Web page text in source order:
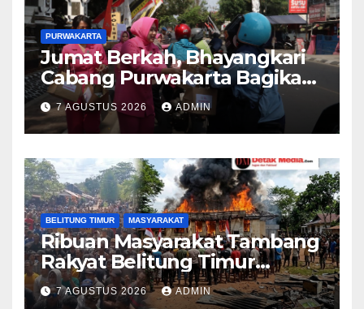
PURWAKARTA
Jumat Berkah, Bhayangkari
Cabang Purwakarta Bagikan
Paket Makan Siang kepada
Masyarakat
7 AGUSTUS 2026 ADMIN
BELITUNG TIMUR MASYARAKAT
Ribuan Masyarakat Tambang
Rakyat Belitung Timur
Geruduk Kantor PT.Timah
Beltim Spontan
7 AGUSTUS 2026 ADMIN